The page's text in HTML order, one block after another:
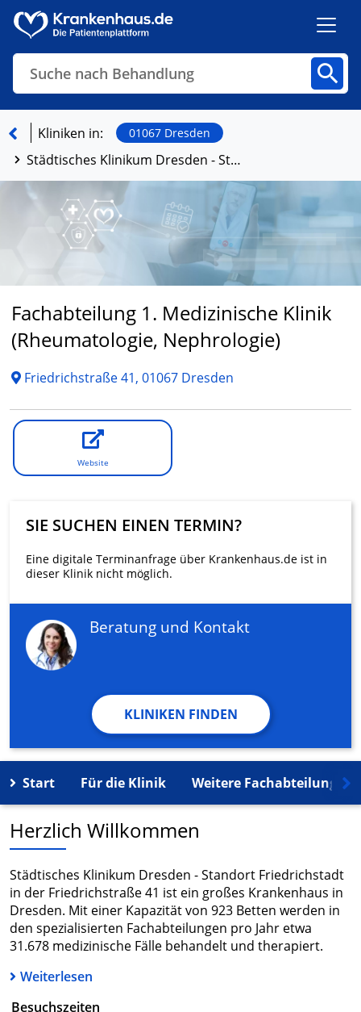
Suche nach Behandlung
Finden
Kliniken in: 01067 Dresden
Städtisches Klinikum Dresden - Standort Friedrichstadt
Fachabteilung 1. Medizinische Klinik
(Rheumatologie, Nephrologie)
Friedrichstraße 41, 01067 Dresden
Website
SIE SUCHEN EINEN TERMIN?
Eine digitale Terminanfrage über Krankenhaus.de ist in
dieser Klinik nicht möglich.
Beratung und Kontakt
KLINIKEN FINDEN
Start Für die Klinik Weitere Fachabteilungen
Herzlich Willkommen
Städtisches Klinikum Dresden - Standort Friedrichstadt
in der Friedrichstraße 41 ist ein großes Krankenhaus in
Dresden. Mit einer Kapazität von 923 Betten werden in
den spezialisierten Fachabteilungen pro Jahr etwa
31.678 medizinische Fälle behandelt und therapiert.
Weiterlesen
Besuchszeiten